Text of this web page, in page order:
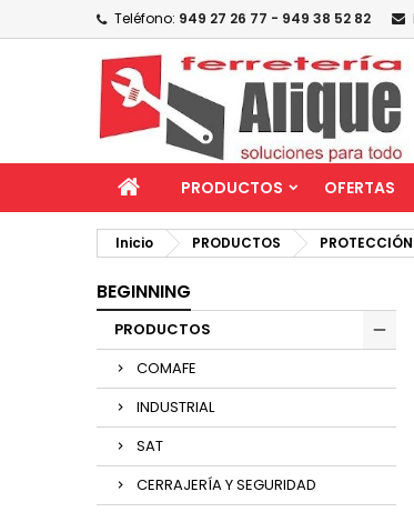
Teléfono: 949 27 26 77 - 949 38 52 82
PRODUCTOS OFERTAS
Inicio PRODUCTOS
BEGINNING
PRODUCTOS
COMAFE
INDUSTRIAL
SAT
CERRAJERÍA Y SEGURIDAD